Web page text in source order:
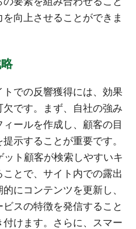
向上させることができま
での反響獲得には、効果
です。まず、自社の強み
ールを作成し、顧客の目
示することが重要です。
ト顧客が検索しやすいキ
とで、サイト内での露出
にコンテンツを更新し、
スの特徴を発信すること
けます。さらに、スマー